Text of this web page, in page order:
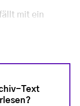
mit ein
Text